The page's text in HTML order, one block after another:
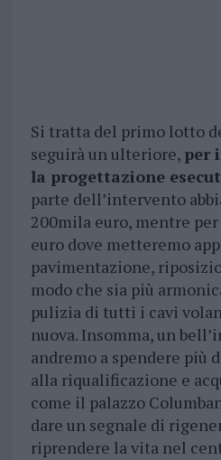
Si tratta del primo lotto
seguirà un ulteriore, per
la progettazione
parte dell’intervento
200mila euro, mentre
euro dove metteremo
pavimentazione,
modo che sia più
pulizia di tutti i cavi
nuova. Insomma, un
andremo a spendere più
alla riqualificazione e
come il palazzo
dare un segnale di
riprendere la vita nel